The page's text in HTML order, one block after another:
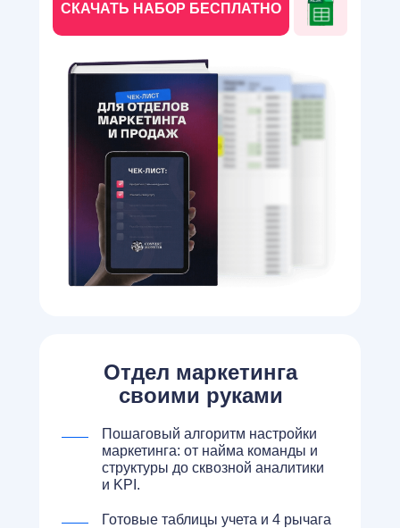
СКАЧАТЬ НАБОР БЕСПЛАТНО
Отдел маркетинга
своими руками
Готовые таблицы учета и 4 рычага
Пошаговый алгоритм настройки
маркетинга: от найма команды и
структуры до сквозной аналитики
и KPI.